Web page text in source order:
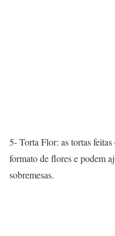
5- Torta Flor: as tortas
formato de flores e podem
sobremesas.